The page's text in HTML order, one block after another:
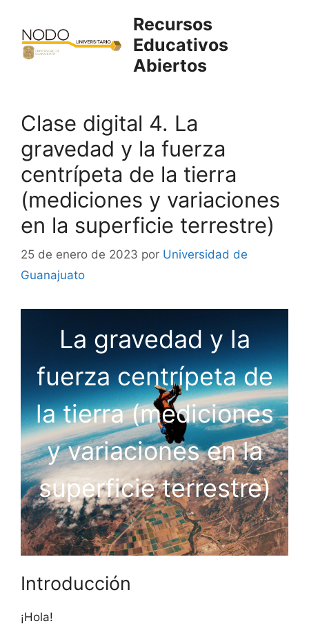
contenido
Recursos
Educativos
Abiertos
Clase digital 4. La
gravedad y la fuerza
centrípeta de la tierra
(mediciones y variaciones
en la superficie terrestre)
25 de enero de 2023 por Universidad de
Guanajuato
La gravedad y la
fuerza centrípeta de
la tierra (mediciones
y variaciones en la
superficie terrestre)
Introducción
¡Hola!